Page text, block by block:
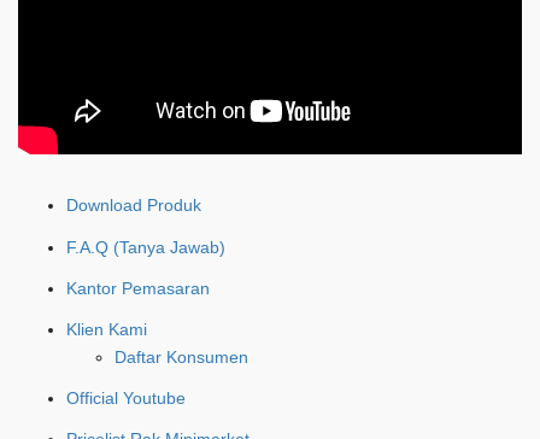
Download Produk
F.A.Q (Tanya Jawab)
Kantor Pemasaran
Klien Kami
Daftar Konsumen
Official Youtube